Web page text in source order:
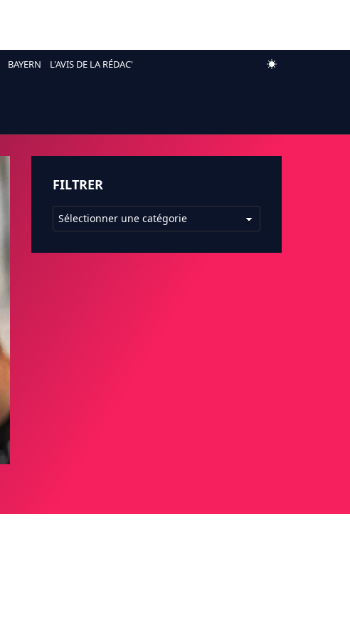
BAYERN L'AVIS DE LA RÉDAC'
FILTRER